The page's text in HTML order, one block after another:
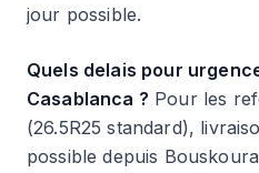
jour possible.
Quels delais pour
Casablanca ? Pour les
(26.5R25 standard),
possible depuis